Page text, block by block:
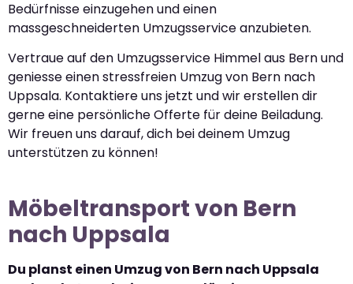
Bedürfnisse einzugehen und einen
massgeschneiderten Umzugsservice anzubieten.
Vertraue auf den Umzugsservice Himmel aus Bern und
geniesse einen stressfreien Umzug von Bern nach
Uppsala. Kontaktiere uns jetzt und wir erstellen dir
gerne eine persönliche Offerte für deine Beiladung.
Wir freuen uns darauf, dich bei deinem Umzug
unterstützen zu können!
Möbeltransport von Bern
nach Uppsala
Du planst einen Umzug von Bern nach Uppsala